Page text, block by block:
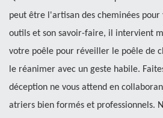
peut être l'artisan des cheminées pour
outils et son savoir-faire, il intervient
votre poêle pour réveiller le poêle de
le réanimer avec un geste habile.
déception ne vous attend en
atriers bien formés et professionnels.